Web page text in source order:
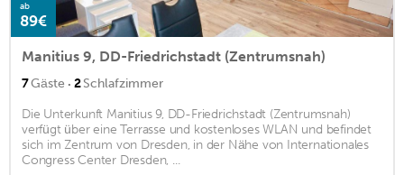
ab
89€
Manitius 9, DD-Friedrichstadt (Zentrumsnah)
7Gäste · 2Schlafzimmer
Die Unterkunft Manitius 9, DD-Friedrichstadt (Zentrumsnah)
verfügt über eine Terrasse und kostenloses WLAN und befindet
sich im Zentrum von Dresden, in der Nähe von Internationales
Congress Center Dresden, ...